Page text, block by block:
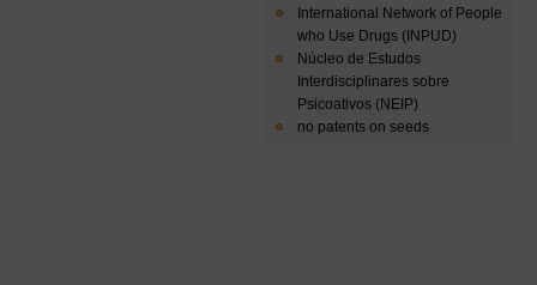
International Network of People
who Use Drugs (INPUD)
Núcleo de Estudos
Interdisciplinares sobre
Psicoativos (NEIP)
no patents on seeds